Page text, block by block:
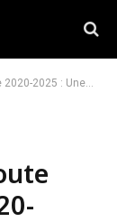
Pour L’Éducation